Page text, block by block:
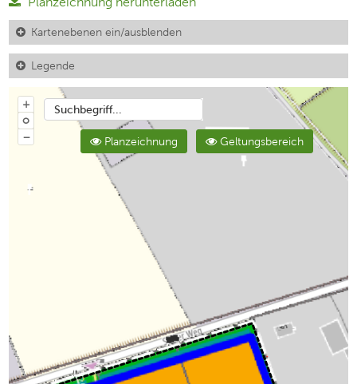
Kartenebenen ein/ausblenden
Legende
Suchbegriff...
Planzeichnung Geltungsbereich
+
o
−